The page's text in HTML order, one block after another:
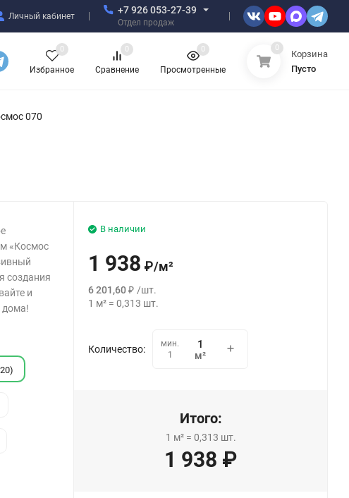
Личный кабинет
+7 926 053-27-39
Отдел продаж
Избранное
0
Сравнение
0
Просмотренные
0 0
Корзина
Пусто
070
«Космос
создания
и
дома!
В наличии
1 938 ₽/м²
6 201,60₽ /шт.
1 м² =0,313 шт.
Количество:
мин.
1
м²
Итого:
1 м²= 0,313 шт.
1 938 ₽